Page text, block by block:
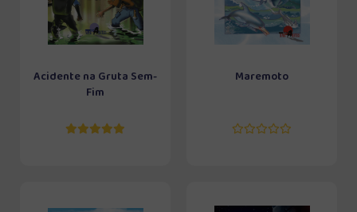
Acidente na Gruta Sem-
Fim
Maremoto